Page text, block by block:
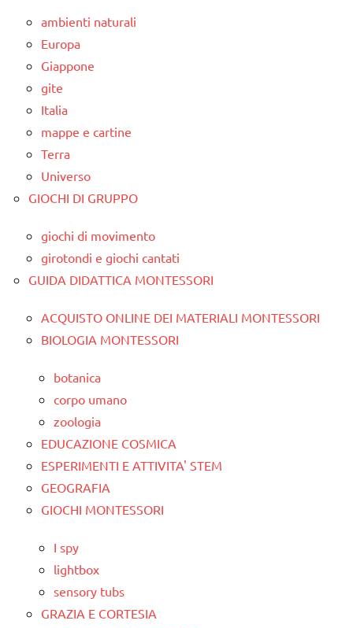
ambienti naturali
Europa
Giappone
gite
Italia
mappe e cartine
Terra
Universo
GIOCHI DI GRUPPO
giochi di movimento
girotondi e giochi cantati
GUIDA DIDATTICA MONTESSORI
ACQUISTO ONLINE DEI MATERIALI MONTESSORI
BIOLOGIA MONTESSORI
botanica
corpo umano
zoologia
EDUCAZIONE COSMICA
ESPERIMENTI E ATTIVITA' STEM
GEOGRAFIA
GIOCHI MONTESSORI
I spy
lightbox
sensory tubs
GRAZIA E CORTESIA